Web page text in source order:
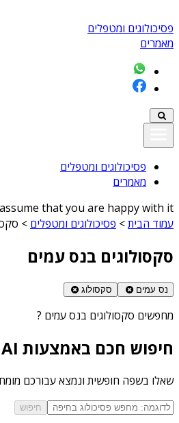
פסיכולוגים ומטפלים
מאמרים
פסיכולוגים ומטפלים
מאמרים
that you are happy with it
עמוד הבית> פסיכולוגים ומטפלים >
סקסולוגים בנס עמים
נס עמים סקסולוג
מחפשים סקסולוגים בנס עמים ?
חיפוש חכם באמצעות AI
שאלו בשפה חופשית ונמצא עבורכם
חיפוש